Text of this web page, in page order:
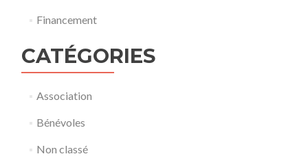
Financement
CATÉGORIES
Association
Bénévoles
Non classé